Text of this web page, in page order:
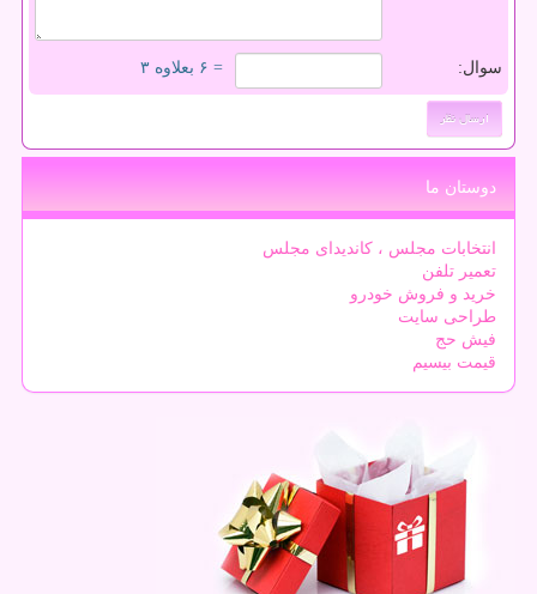
سوال: = ۶ بعلاوه ۳
دوستان ما
انتخابات مجلس ، کاندیدای مجلس
تعمیر تلفن
خرید و فروش خودرو
طراحی سایت
فیش حج
قیمت بیسیم